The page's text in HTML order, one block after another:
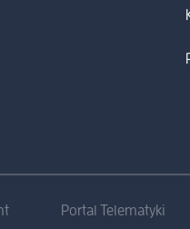
Portal Telematyki